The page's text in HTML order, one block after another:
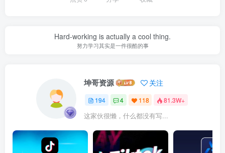
Hard-working is actually a cool thing.
努力学习其实是一件很酷的事
坤哥资源 关注
194 4 118 81.3W+
这家伙很懒，什么都没有写...